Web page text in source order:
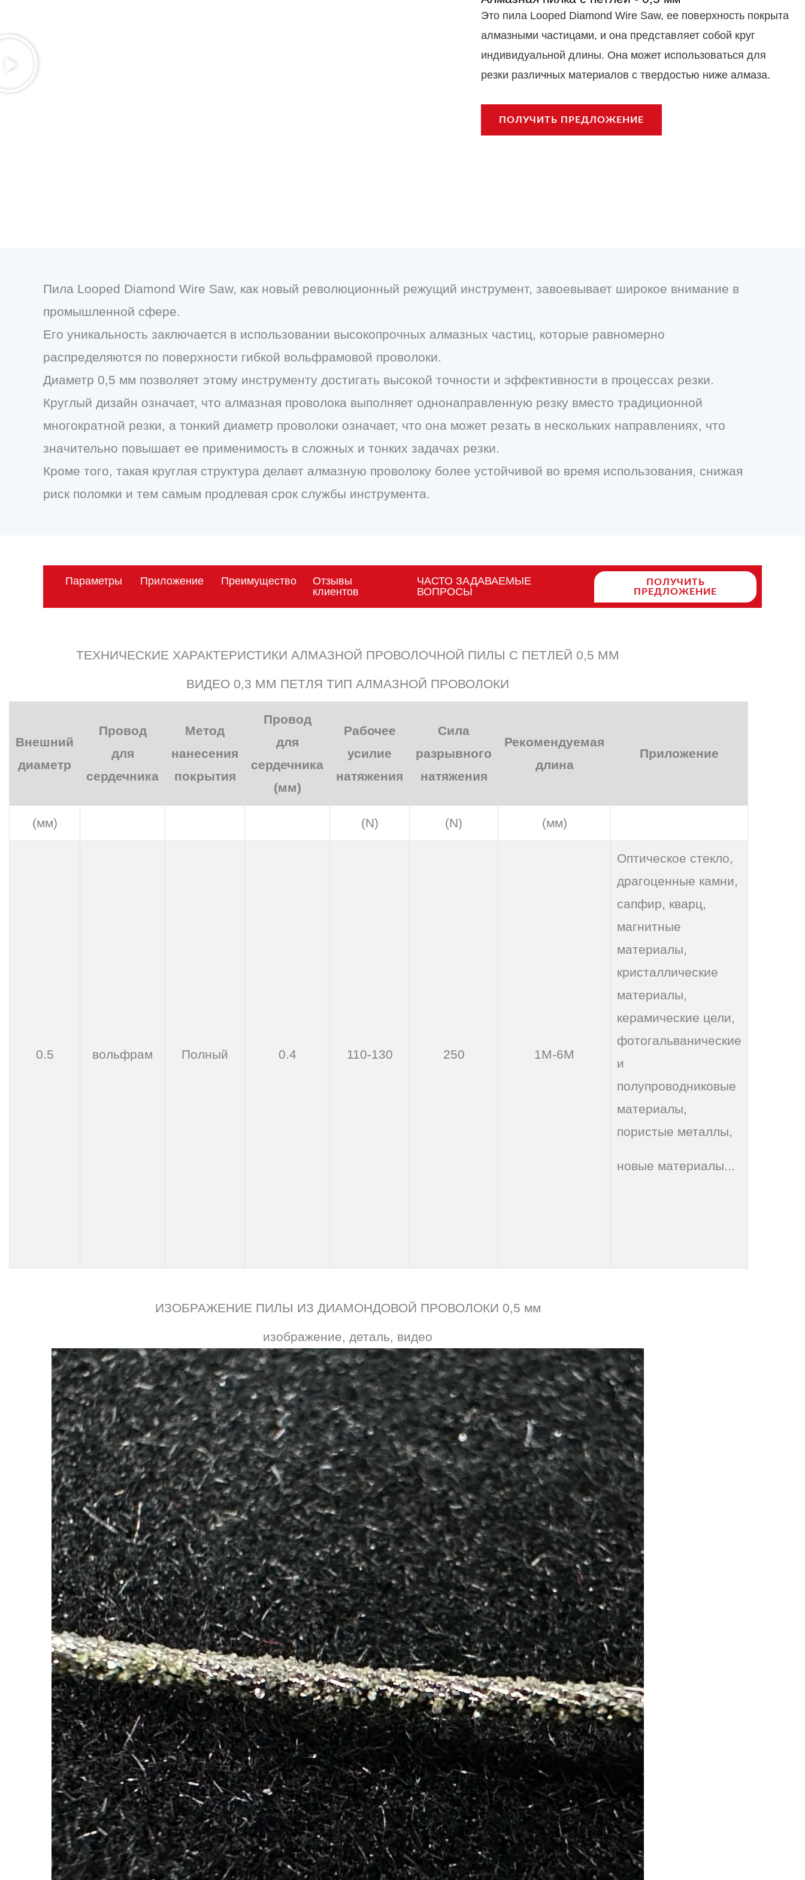
Это пила Looped Diamond Wire Saw, ее поверхность покрыта
алмазными частицами, и она представляет собой круг
индивидуальной длины. Она может использоваться для
резки различных материалов с твердостью ниже алмаза.
ПОЛУЧИТЬ ПРЕДЛОЖЕНИЕ
Пила Looped Diamond Wire Saw, как новый революционный режущий инструмент, завоевывает широкое внимание в
промышленной сфере.
Его уникальность заключается в использовании высокопрочных алмазных частиц, которые равномерно
распределяются по поверхности гибкой вольфрамовой проволоки.
Диаметр 0,5 мм позволяет этому инструменту достигать высокой точности и эффективности в процессах резки.
Круглый дизайн означает, что алмазная проволока выполняет однонаправленную резку вместо традиционной
многократной резки, а тонкий диаметр проволоки означает, что она может резать в нескольких направлениях, что
значительно повышает ее применимость в сложных и тонких задачах резки.
Кроме того, такая круглая структура делает алмазную проволоку более устойчивой во время использования, снижая
риск поломки и тем самым продлевая срок службы инструмента.
Параметры Приложение Преимущество
Отзывы
клиентов
ЧАСТО ЗАДАВАЕМЫЕ
ВОПРОСЫ
ПОЛУЧИТЬ
ПРЕДЛОЖЕНИЕ
ТЕХНИЧЕСКИЕ ХАРАКТЕРИСТИКИ АЛМАЗНОЙ ПРОВОЛОЧНОЙ ПИЛЫ С ПЕТЛЕЙ 0,5 ММ
ВИДЕО 0,3 ММ ПЕТЛЯ ТИП АЛМАЗНОЙ ПРОВОЛОКИ
Внешний
диаметр
Провод
для
сердечника
Метод
нанесения
покрытия
Провод
для
сердечника
(мм)
Рабочее
усилие
натяжения
Сила
разрывного
натяжения
Рекомендуемая
длина
Приложение
(мм) (N) (N) (мм)
0.5 вольфрам Полный 0.4 110-130 250 1M-6M
Оптическое стекло,
драгоценные камни,
сапфир, кварц,
магнитные
материалы,
кристаллические
материалы,
керамические цели,
фотогальванические
и
полупроводниковые
материалы,
пористые металлы,
новые материалы...
ИЗОБРАЖЕНИЕ ПИЛЫ ИЗ ДИАМОНДОВОЙ ПРОВОЛОКИ 0,5 мм
изображение, деталь, видео